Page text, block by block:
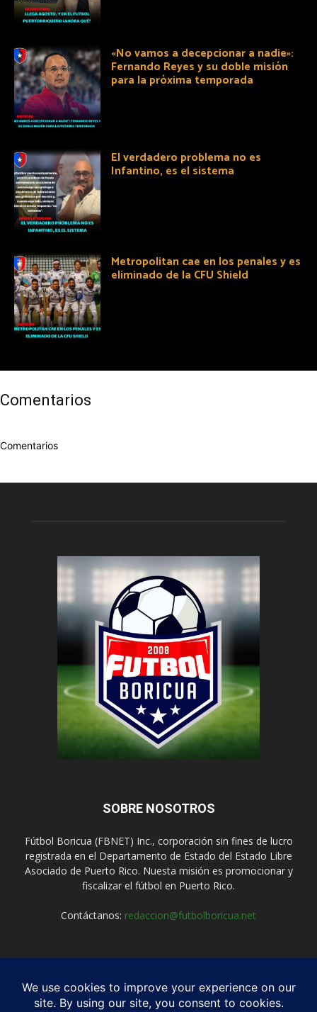
«No vamos a decepcionar a nadie»:
Fernando Reyes y su doble misión
para la próxima temporada
El verdadero problema no es
Infantino, es el sistema
Metropolitan cae en los penales y es
eliminado de la CFU Shield
Comentarios
Comentarios
SOBRE NOSOTROS
Fútbol Boricua (FBNET) Inc., corporación sin fines de lucro
registrada en el Departamento de Estado del Estado Libre
Asociado de Puerto Rico. Nuesta misión es promocionar y
fiscalizar el fútbol en Puerto Rico.
Contáctanos: redaccion@futbolboricua.net